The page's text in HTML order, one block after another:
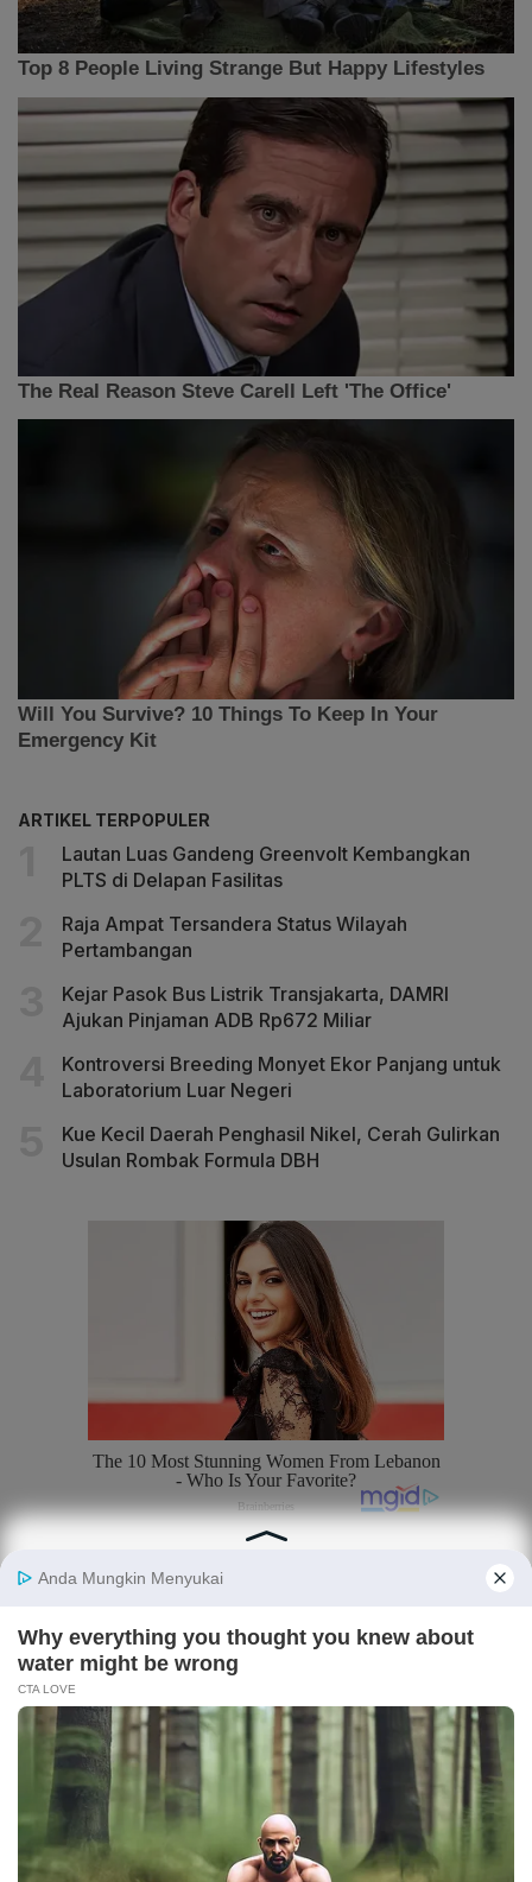
ARTIKEL TERPOPULER
Lautan Luas Gandeng Greenvolt Kembangkan
PLTS di Delapan Fasilitas
Raja Ampat Tersandera Status Wilayah
Pertambangan
Kejar Pasok Bus Listrik Transjakarta, DAMRI
Ajukan Pinjaman ADB Rp672 Miliar
Kontroversi Breeding Monyet Ekor Panjang untuk
Laboratorium Luar Negeri
Kue Kecil Daerah Penghasil Nikel, Cerah Gulirkan
Usulan Rombak Formula DBH